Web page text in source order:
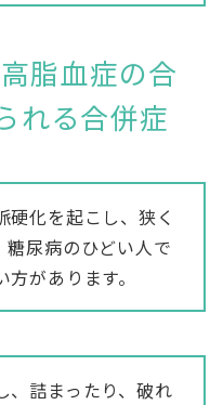
脂血症の合
れる合併症
硬化を起こし、狭く
糖尿病のひどい人で
方があります。
、詰まったり、破れ